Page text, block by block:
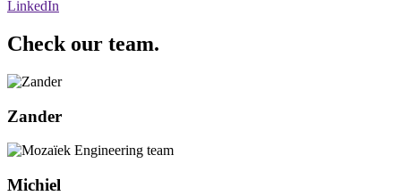
LinkedIn
Check our team.
Zander
Michiel